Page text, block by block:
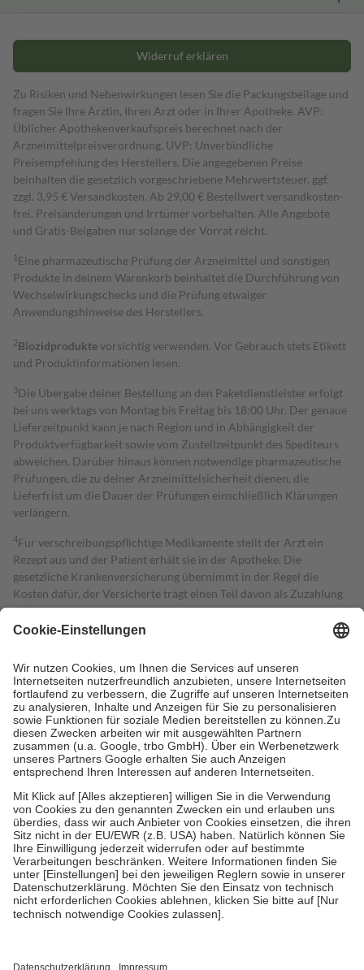
Widerruf erklären
Zu Risiken und Nebenwirkungen lesen Sie die Packungsbeilage und
fragen Sie Ihre Ärztin, Ihren Arzt oder in Ihrer Apotheke. AVP:
Üblicher Apothekenverkaufspreis berechnet nach der
Arzneimittelpreisverordnung. UVP: Unverbindliche
Preisempfehlung des Herstellers. Die angegebenen Preise
beinhalten die gesetzlich vorgeschriebene Mehrwertsteuer, ggf.
zzgl. 3,95 € Versandkosten. Ab 29,00 € Bestell­wert versand­kosten­
frei. Preisänderungen und Irrtümer vorbehalten. Alle Angebote
und Gratis-Beigaben nur solange der Vorrat reicht.
1 Eine pharmazeutische Prüfung der Arzneimittel und sonstigen
Produkte in deinem Warenkorb beinhaltet die Durchführung von
Wechselwirkungschecks und die Prüfung etwaiger
Anwendungshinweise des Herstellers.
2Biozidproduktevorsichtig verwenden. Vor Gebrauch stets Etikett
und Produktinformationen lesen.
3Die Übergabe deiner Bestellung an den Paketdienstleister erfolgt
bei uns werktags von Montag bis Freitag bis 18:00 Uhr. Der genaue
Lieferzeitpunkt kann je nach Region und in Abhängigkeit der
Produktverfügbarkeit sowie vom Zustellzeitpunkt des Spediteurs
abweichen. Darüber hinaus können notwendige pharmazeutische
Prüfungen, die zu deiner Arzneimittelsicherheit dienen, die
Lieferfrist um die Dauer der Prüfungen einschließlich Klärungen
verlängern.
4Für verschreibungspflichtige Medikamente stellt der Arzt ein
Rezept aus und der Patient erhält sie in der Apotheke. Die
gesetzliche Krankenversicherung übernimmt in der Regel die
Kosten dafür, der Versicherte trägt einen Teil davon als Zuzahlung
mit.
Grundsätzlich leisten Mitglieder Zuzahlungen in Höhe von zehn
höchstens zehn Euro.
Es sind jedoch nie mehr als die tatsächlichen
Kosten der Leistung zu entrichten.
Diese Regeln gelten grundsätzlich auch für Online-Apotheken.
Bei Heilmitteln und häuslicher Krankenpflege beträgt die
Zuzahlung zehn Prozent der Kosten sowie zehn Euro je
Verordnung.
Um das Engagement der Versicherten für ihre eigene Gesundheit zu
stärken und die besondere Stellung der Familie zu unterstützen,
fallenkeine Zuzahlungenan bei:
• Kindern und Jugendlichen bis zum vollendeten 18. Lebensjahr
mit Ausnahme der Fahrkosten
• Untersuchungen zur Vorsorge und Früherkennung, die von der
GKV getragen werden
• empfohlenen Schutzimpfungen
• Harn- und Blutteststreifen
getroffen, um sicherzustellen, dass es sich um echte Bewertungen